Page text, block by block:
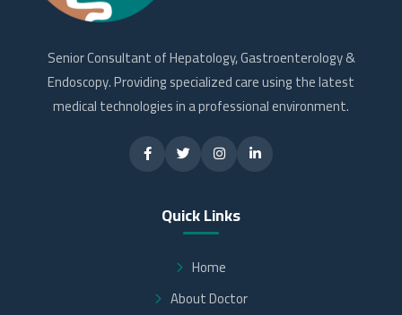
Senior Consultant of Hepatology, Gastroenterology &
Endoscopy. Providing specialized care using the latest
medical technologies in a professional environment.
Quick Links
Home
About Doctor